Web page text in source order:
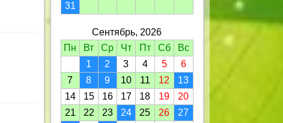
31
Сентябрь, 2026
Пн
Вт Ср Чт Пт Сб
Вс
1
2 3 4 5
6
7
8 9 10 11 12
13
14
15 16 17 18 19
20
21
22 23 24 25 26
27